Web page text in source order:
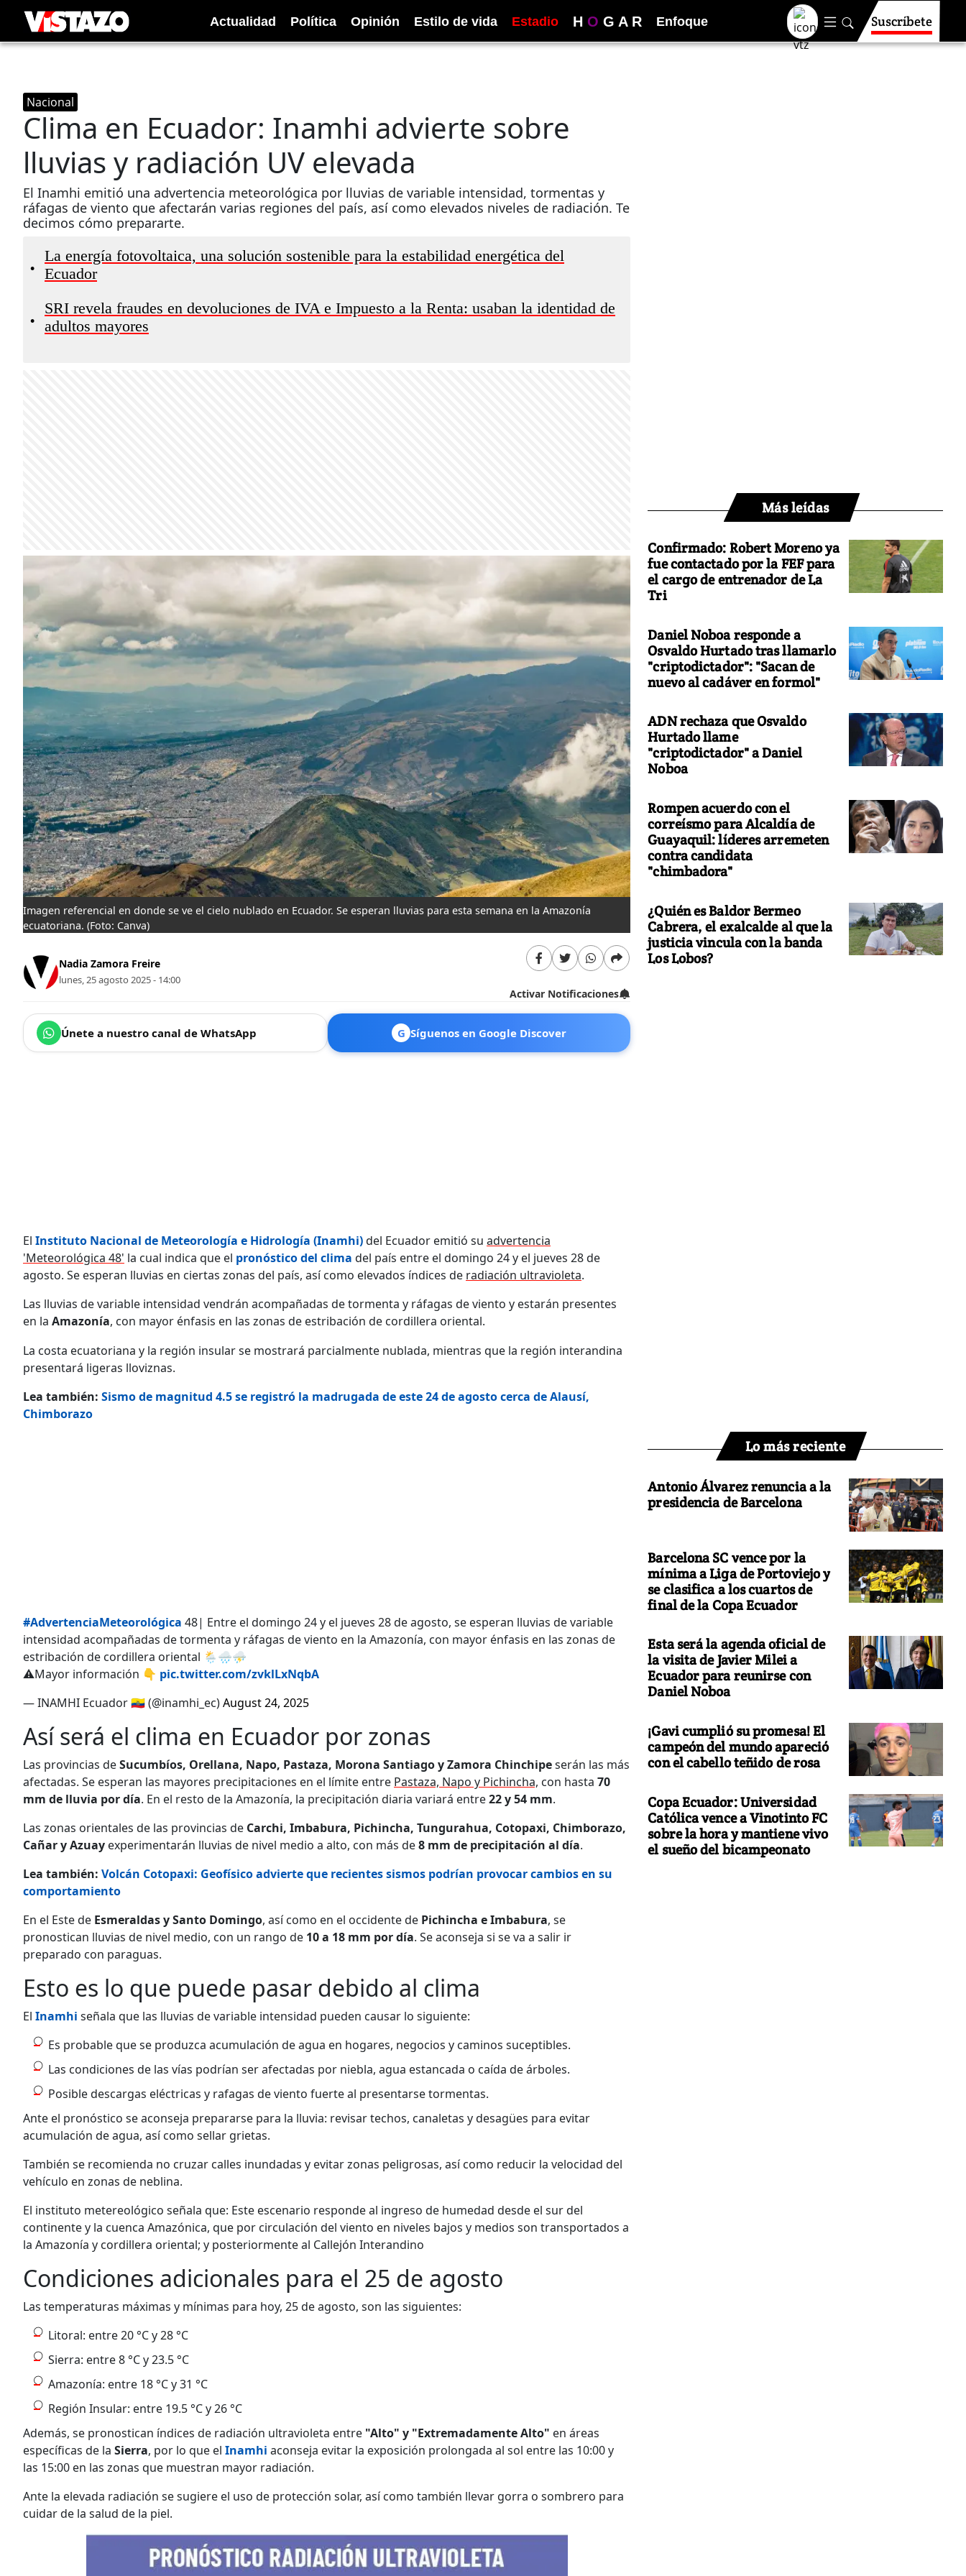
Actualidad Política Opinión Estilo de vida Estadio H O G A R Enfoque Suscríbete
Nacional
Clima en Ecuador: Inamhi advierte sobre
lluvias y radiación UV elevada
El Inamhi emitió una advertencia meteorológica por lluvias de variable intensidad, tormentas y
ráfagas de viento que afectarán varias regiones del país, así como elevados niveles de radiación. Te
decimos cómo prepararte.
•
La energía fotovoltaica, una solución sostenible para la estabilidad energética del
Ecuador
•
SRI revela fraudes en devoluciones de IVA e Impuesto a la Renta: usaban la identidad de
adultos mayores
Imagen referencial en donde se ve el cielo nublado en Ecuador. Se esperan lluvias para esta semana en la Amazonía
ecuatoriana. (Foto: Canva)
Nadia Zamora Freire
lunes, 25 agosto 2025 - 14:00
Activar Notificaciones
Únete a nuestro canal de WhatsApp G Síguenos en Google Discover
El Instituto Nacional de Meteorología e Hidrología (Inamhi)del Ecuador emitió su advertencia
'Meteorológica 48' la cual indica que el pronóstico del clima del país entre el domingo 24 y el jueves 28 de
agosto. Se esperan lluvias en ciertas zonas del país, así como elevados índices de radiación ultravioleta.
Las lluvias de variable intensidad vendrán acompañadas de tormenta y ráfagas de viento y estarán presentes
en la Amazonía, con mayor énfasis en las zonas de estribación de cordillera oriental.
La costa ecuatoriana y la región insular se mostrará parcialmente nublada, mientras que la región interandina
presentará ligeras lloviznas.
Lea también: Sismo de magnitud 4.5 se registró la madrugada de este 24 de agosto cerca de Alausí,
Chimborazo
#AdvertenciaMeteorológica 48| Entre el domingo 24 y el jueves 28 de agosto, se esperan lluvias de variable
intensidad acompañadas de tormenta y ráfagas de viento en la Amazonía, con mayor énfasis en las zonas de
estribación de cordillera oriental 🌦️🌧️⛈️
⚠️Mayor información 👇 pic.twitter.com/zvklLxNqbA
— INAMHI Ecuador 🇪🇨 (@inamhi_ec)August 24, 2025
Así será el clima en Ecuador por zonas
Las provincias deSucumbíos, Orellana, Napo, Pastaza, Morona Santiago y Zamora Chinchipeserán las más
afectadas. Se esperan las mayores precipitaciones en el límite entre Pastaza, Napo y Pichincha, con hasta 70
mm de lluvia por día. En el resto de la Amazonía, la precipitación diaria variará entre22 y 54 mm.
Las zonas orientales de las provincias de Carchi, Imbabura, Pichincha, Tungurahua, Cotopaxi, Chimborazo,
Cañar y Azuay experimentarán lluvias de nivel medio a alto, con más de8 mm de precipitación al día.
Lea también: Volcán Cotopaxi: Geofísico advierte que recientes sismos podrían provocar cambios en su
comportamiento
En el Este de Esmeraldas y Santo Domingo, así como en el occidente de Pichincha e Imbabura, se
pronostican lluvias de nivel medio, con un rango de 10 a 18 mm por día. Se aconseja si se va a salir ir
preparado con paraguas.
Esto es lo que puede pasar debido al clima
El Inamhi señala que las lluvias de variable intensidad pueden causar lo siguiente:
Es probable que se produzca acumulación de agua en hogares, negocios y caminos suceptibles.
Las condiciones de las vías podrían ser afectadas por niebla, agua estancada o caída de árboles.
Posible descargas eléctricas y rafagas de viento fuerte al presentarse tormentas.
Ante el pronóstico se aconseja prepararse para la lluvia: revisar techos, canaletas y desagües para evitar
acumulación de agua, así como sellar grietas.
También se recomienda no cruzar calles inundadas y evitar zonas peligrosas, así como reducir la velocidad del
vehículo en zonas de neblina.
El instituto metereológico señala que: Este escenario responde al ingreso de humedad desde el sur del
continente y la cuenca Amazónica, que por circulación del viento en niveles bajos y medios son transportados a
la Amazonía y cordillera oriental; y posteriormente al Callejón Interandino
Condiciones adicionales para el 25 de agosto
Las temperaturas máximas y mínimas para hoy, 25 de agosto, son las siguientes:
Litoral: entre 20 °C y 28 °C
Sierra: entre 8 °C y 23.5 °C
Amazonía: entre 18 °C y 31 °C
Región Insular: entre 19.5 °C y 26 °C
Además, se pronostican índices de radiación ultravioleta entre "Alto" y "Extremadamente Alto" en áreas
específicas de la Sierra, por lo que el Inamhi aconseja evitar la exposición prolongada al sol entre las 10:00 y
las 15:00 en las zonas que muestran mayor radiación.
Ante la elevada radiación se sugiere el uso de protección solar, así como también llevar gorra o sombrero para
cuidar de la salud de la piel.
Más leídas
Confirmado: Robert Moreno ya
fue contactado por la FEF para
el cargo de entrenador de La
Tri
Daniel Noboa responde a
Osvaldo Hurtado tras llamarlo
"criptodictador": "Sacan de
nuevo al cadáver en formol"
ADN rechaza que Osvaldo
Hurtado llame
"criptodictador" a Daniel
Noboa
Rompen acuerdo con el
correísmo para Alcaldía de
Guayaquil: líderes arremeten
contra candidata
"chimbadora"
¿Quién es Baldor Bermeo
Cabrera, el exalcalde al que la
justicia vincula con la banda
Los Lobos?
Lo más reciente
Antonio Álvarez renuncia a la
presidencia de Barcelona
Barcelona SC vence por la
mínima a Liga de Portoviejo y
se clasifica a los cuartos de
final de la Copa Ecuador
Esta será la agenda oficial de
la visita de Javier Milei a
Ecuador para reunirse con
Daniel Noboa
¡Gavi cumplió su promesa! El
campeón del mundo apareció
con el cabello teñido de rosa
Copa Ecuador: Universidad
Católica vence a Vinotinto FC
sobre la hora y mantiene vivo
el sueño del bicampeonato